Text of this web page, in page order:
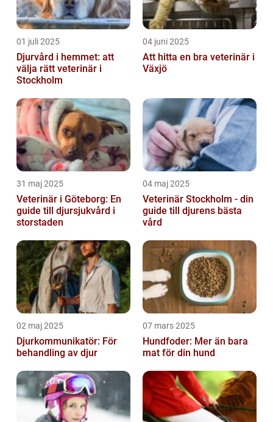
01 juli 2025
Djurvård i hemmet: att
välja rätt veterinär i
Stockholm
04 juni 2025
Att hitta en bra veterinär i
Växjö
31 maj 2025
Veterinär i Göteborg: En
guide till djursjukvård i
storstaden
04 maj 2025
Veterinär Stockholm - din
guide till djurens bästa
vård
02 maj 2025
Djurkommunikatör: För
behandling av djur
07 mars 2025
Hundfoder: Mer än bara
mat för din hund